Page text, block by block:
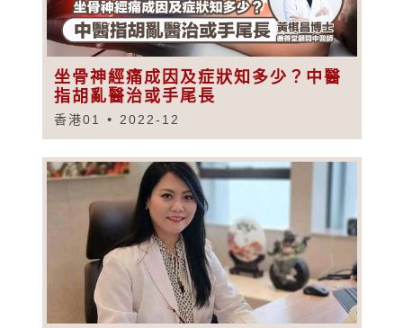
坐骨神經痛成因及症狀知多少？中醫
指胡亂醫治或手尾長
香港01 2022-12